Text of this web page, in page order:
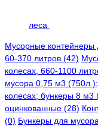
леса
Мусорные контейнеры
60-370 литров (42)
колесах, 660-1100
мусора 0,75 м3
колесах; бункеры 8 м3
оцинкованные (28)
(0) Бункеры для